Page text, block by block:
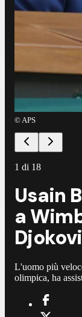
©APS
1 di 18
Usain
a
L'uomo più
olimpica, ha